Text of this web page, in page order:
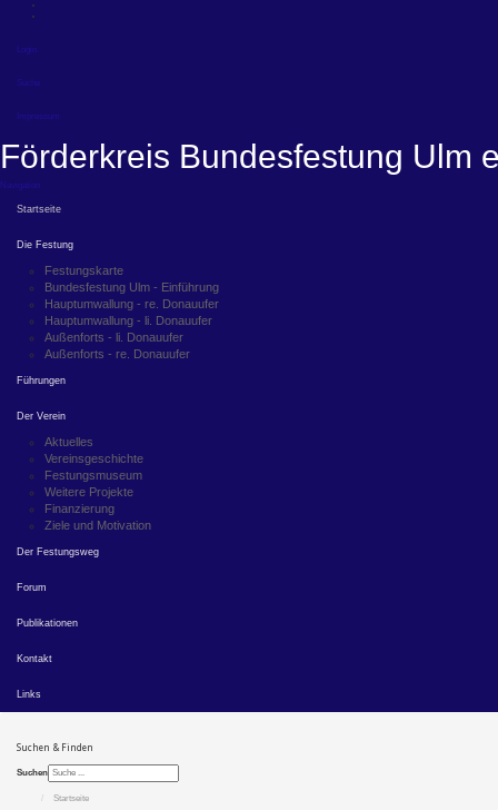
Login
Suche
Impressum
Förderkreis Bundesfestung Ulm
Navigation
Startseite
Die Festung
Festungskarte
Bundesfestung Ulm - Einführung
Hauptumwallung - re. Donauufer
Hauptumwallung - li. Donauufer
Außenforts - li. Donauufer
Außenforts - re. Donauufer
Führungen
Der Verein
Aktuelles
Vereinsgeschichte
Festungsmuseum
Weitere Projekte
Finanzierung
Ziele und Motivation
Der Festungsweg
Forum
Publikationen
Kontakt
Links
Suchen & Finden
Suchen
Startseite